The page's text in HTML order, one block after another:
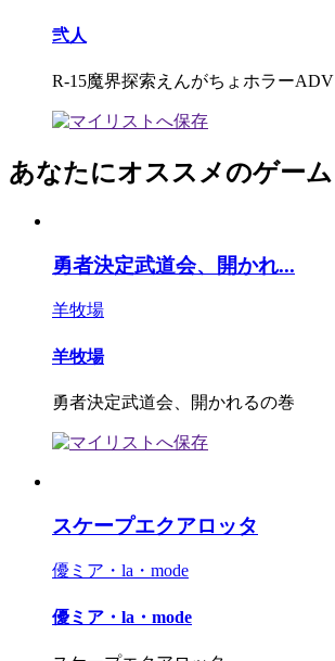
弐人
R-15魔界探索えんがちょホラーADV
あなたにオススメのゲーム
勇者決定武道会、開かれ...
羊牧場
羊牧場
勇者決定武道会、開かれるの巻
スケープエクアロッタ
優ミア・la・mode
優ミア・la・mode